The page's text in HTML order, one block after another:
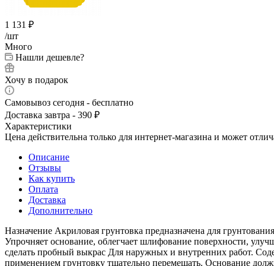
1 131 ₽
/шт
Много
Нашли дешевле?
Хочу в подарок
Самовывоз сегодня - бесплатно
Доставка завтра - 390 ₽
Характеристики
Цена действительна только для интернет-магазина и может
Описание
Отзывы
Как купить
Оплата
Доставка
Дополнительно
Назначение Акриловая грунтовка предназначена для
Упрочняет основание, облегчает шлифование поверхности,
сделать пробный выкрас Для наружных и внутренних работ.
применением грунтовку тщательно перемешать. Основание